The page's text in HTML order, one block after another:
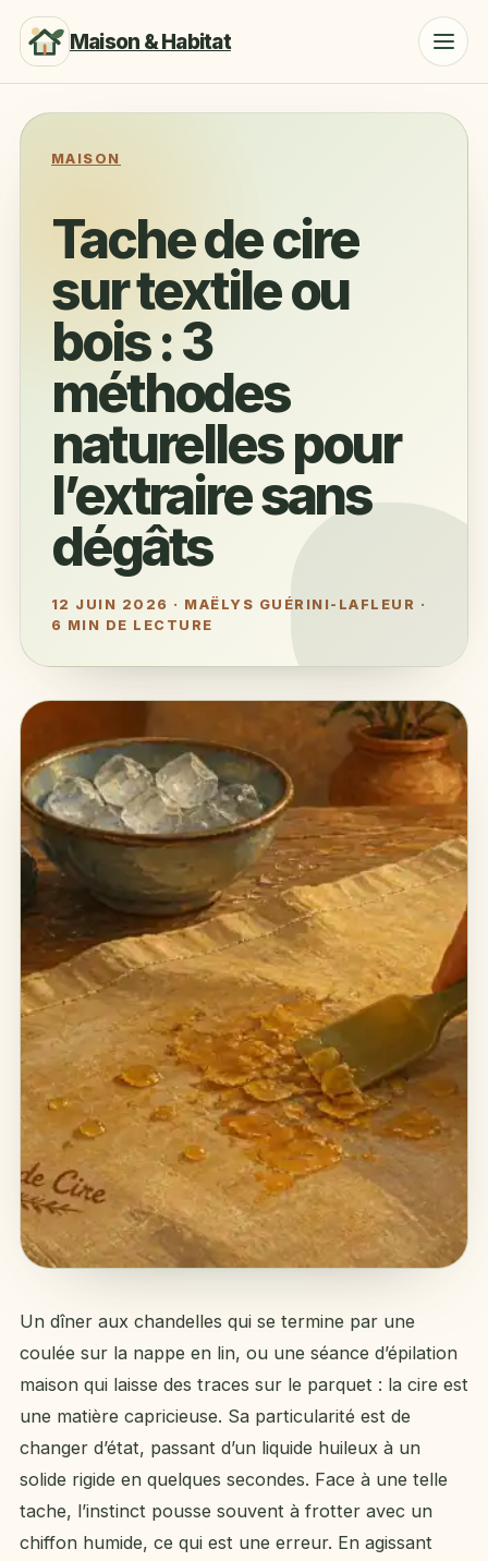
Maison & Habitat
MAISON
Tache de cire
sur textile ou
bois : 3
méthodes
naturelles pour
l’extraire sans
dégâts
12 JUIN 2026 · MAËLYS GUÉRINI-LAFLEUR ·
6 MIN DE LECTURE
Un dîner aux chandelles qui se termine par une
coulée sur la nappe en lin, ou une séance d’épilation
maison qui laisse des traces sur le parquet : la cire est
une matière capricieuse. Sa particularité est de
changer d’état, passant d’un liquide huileux à un
solide rigide en quelques secondes. Face à une telle
tache, l’instinct pousse souvent à frotter avec un
chiffon humide, ce qui est une erreur. En agissant